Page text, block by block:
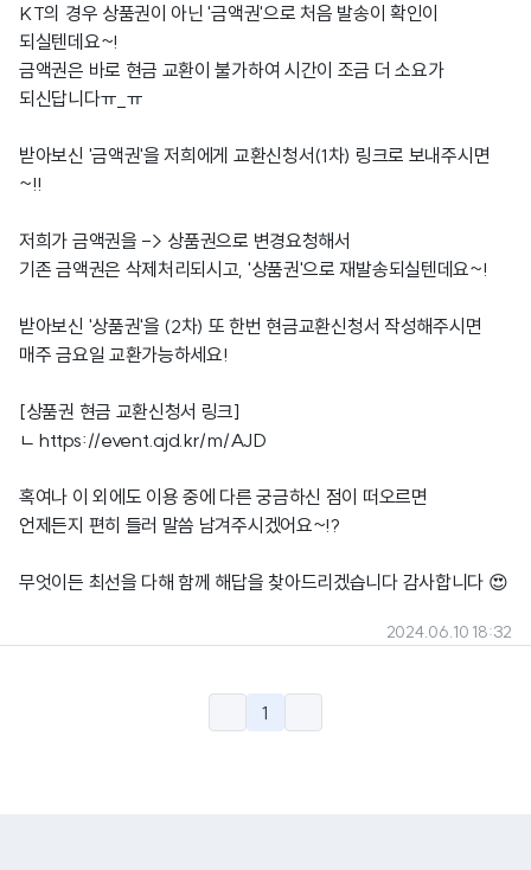
KT의 경우 상품권이 아닌 '금액권'으로 처음 발송이 확인이
되실텐데요~!
금액권은 바로 현금 교환이 불가하여 시간이 조금 더 소요가
되신답니다ㅠ_ㅠ
받아보신 '금액권'을 저희에게 교환신청서(1차) 링크로 보내주시면
~!!
저희가 금액권을 -> 상품권으로 변경요청해서
기존 금액권은 삭제처리되시고, '상품권'으로 재발송되실텐데요~!
받아보신 '상품권'을 (2차) 또 한번 현금교환신청서 작성해주시면
매주 금요일 교환가능하세요!
[상품권 현금 교환신청서 링크]
ㄴhttps://event.ajd.kr/m/AJD
혹여나 이 외에도 이용 중에 다른 궁금하신 점이 떠오르면
언제든지 편히 들러 말씀 남겨주시겠어요~!?
무엇이든 최선을 다해 함께 해답을 찾아드리겠습니다 감사합니다 😍
2024.06.10 18:32
1